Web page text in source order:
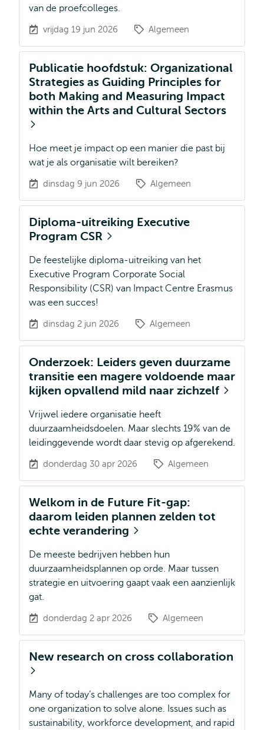
van de proefcolleges.
vrijdag 19 jun 2026 Algemeen
Publicatie hoofdstuk: Organizational
Strategies as Guiding Principles for
both Making and Measuring Impact
within the Arts and Cultural Sectors
Hoe meet je impact op een manier die past bij
wat je als organisatie wilt bereiken?
dinsdag 9 jun 2026 Algemeen
Diploma-uitreiking Executive
Program CSR
De feestelijke diploma-uitreiking van het
Executive Program Corporate Social
Responsibility (CSR) van Impact Centre Erasmus
was een succes!
dinsdag 2 jun 2026 Algemeen
Onderzoek: Leiders geven duurzame
transitie een magere voldoende maar
kijken opvallend mild naar zichzelf
Vrijwel iedere organisatie heeft
duurzaamheidsdoelen. Maar slechts 19% van de
leidinggevende wordt daar stevig op afgerekend.
donderdag 30 apr 2026 Algemeen
Welkom in de Future Fit-gap:
daarom leiden plannen zelden tot
echte verandering
De meeste bedrijven hebben hun
duurzaamheidsplannen op orde. Maar tussen
strategie en uitvoering gaapt vaak een aanzienlijk
gat.
donderdag 2 apr 2026 Algemeen
New research on cross collaboration
Many of today’s challenges are too complex for
one organization to solve alone. Issues such as
sustainability, workforce development, and rapid